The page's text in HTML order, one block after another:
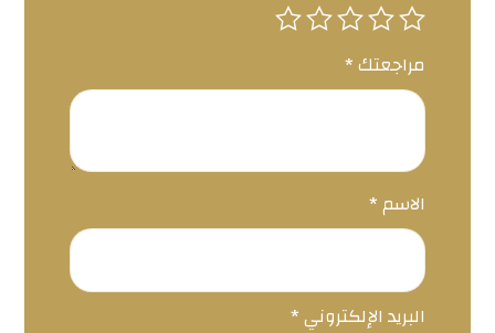
مراجعتك*
الاسم*
البريد الإلكتروني*